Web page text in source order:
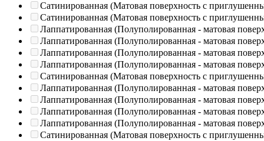
Сатинированная (Матовая поверхность с
Сатинированная (Матовая поверхность с
Лаппатированная (Полуполированная - матовая
Лаппатированная (Полуполированная - матовая
Лаппатированная (Полуполированная - матовая
Лаппатированная (Полуполированная - матовая
Сатинированная (Матовая поверхность с
Лаппатированная (Полуполированная - матовая
Лаппатированная (Полуполированная - матовая
Лаппатированная (Полуполированная - матовая
Лаппатированная (Полуполированная - матовая
Сатинированная (Матовая поверхность с